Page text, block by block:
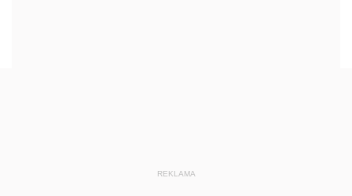
REKLAMA